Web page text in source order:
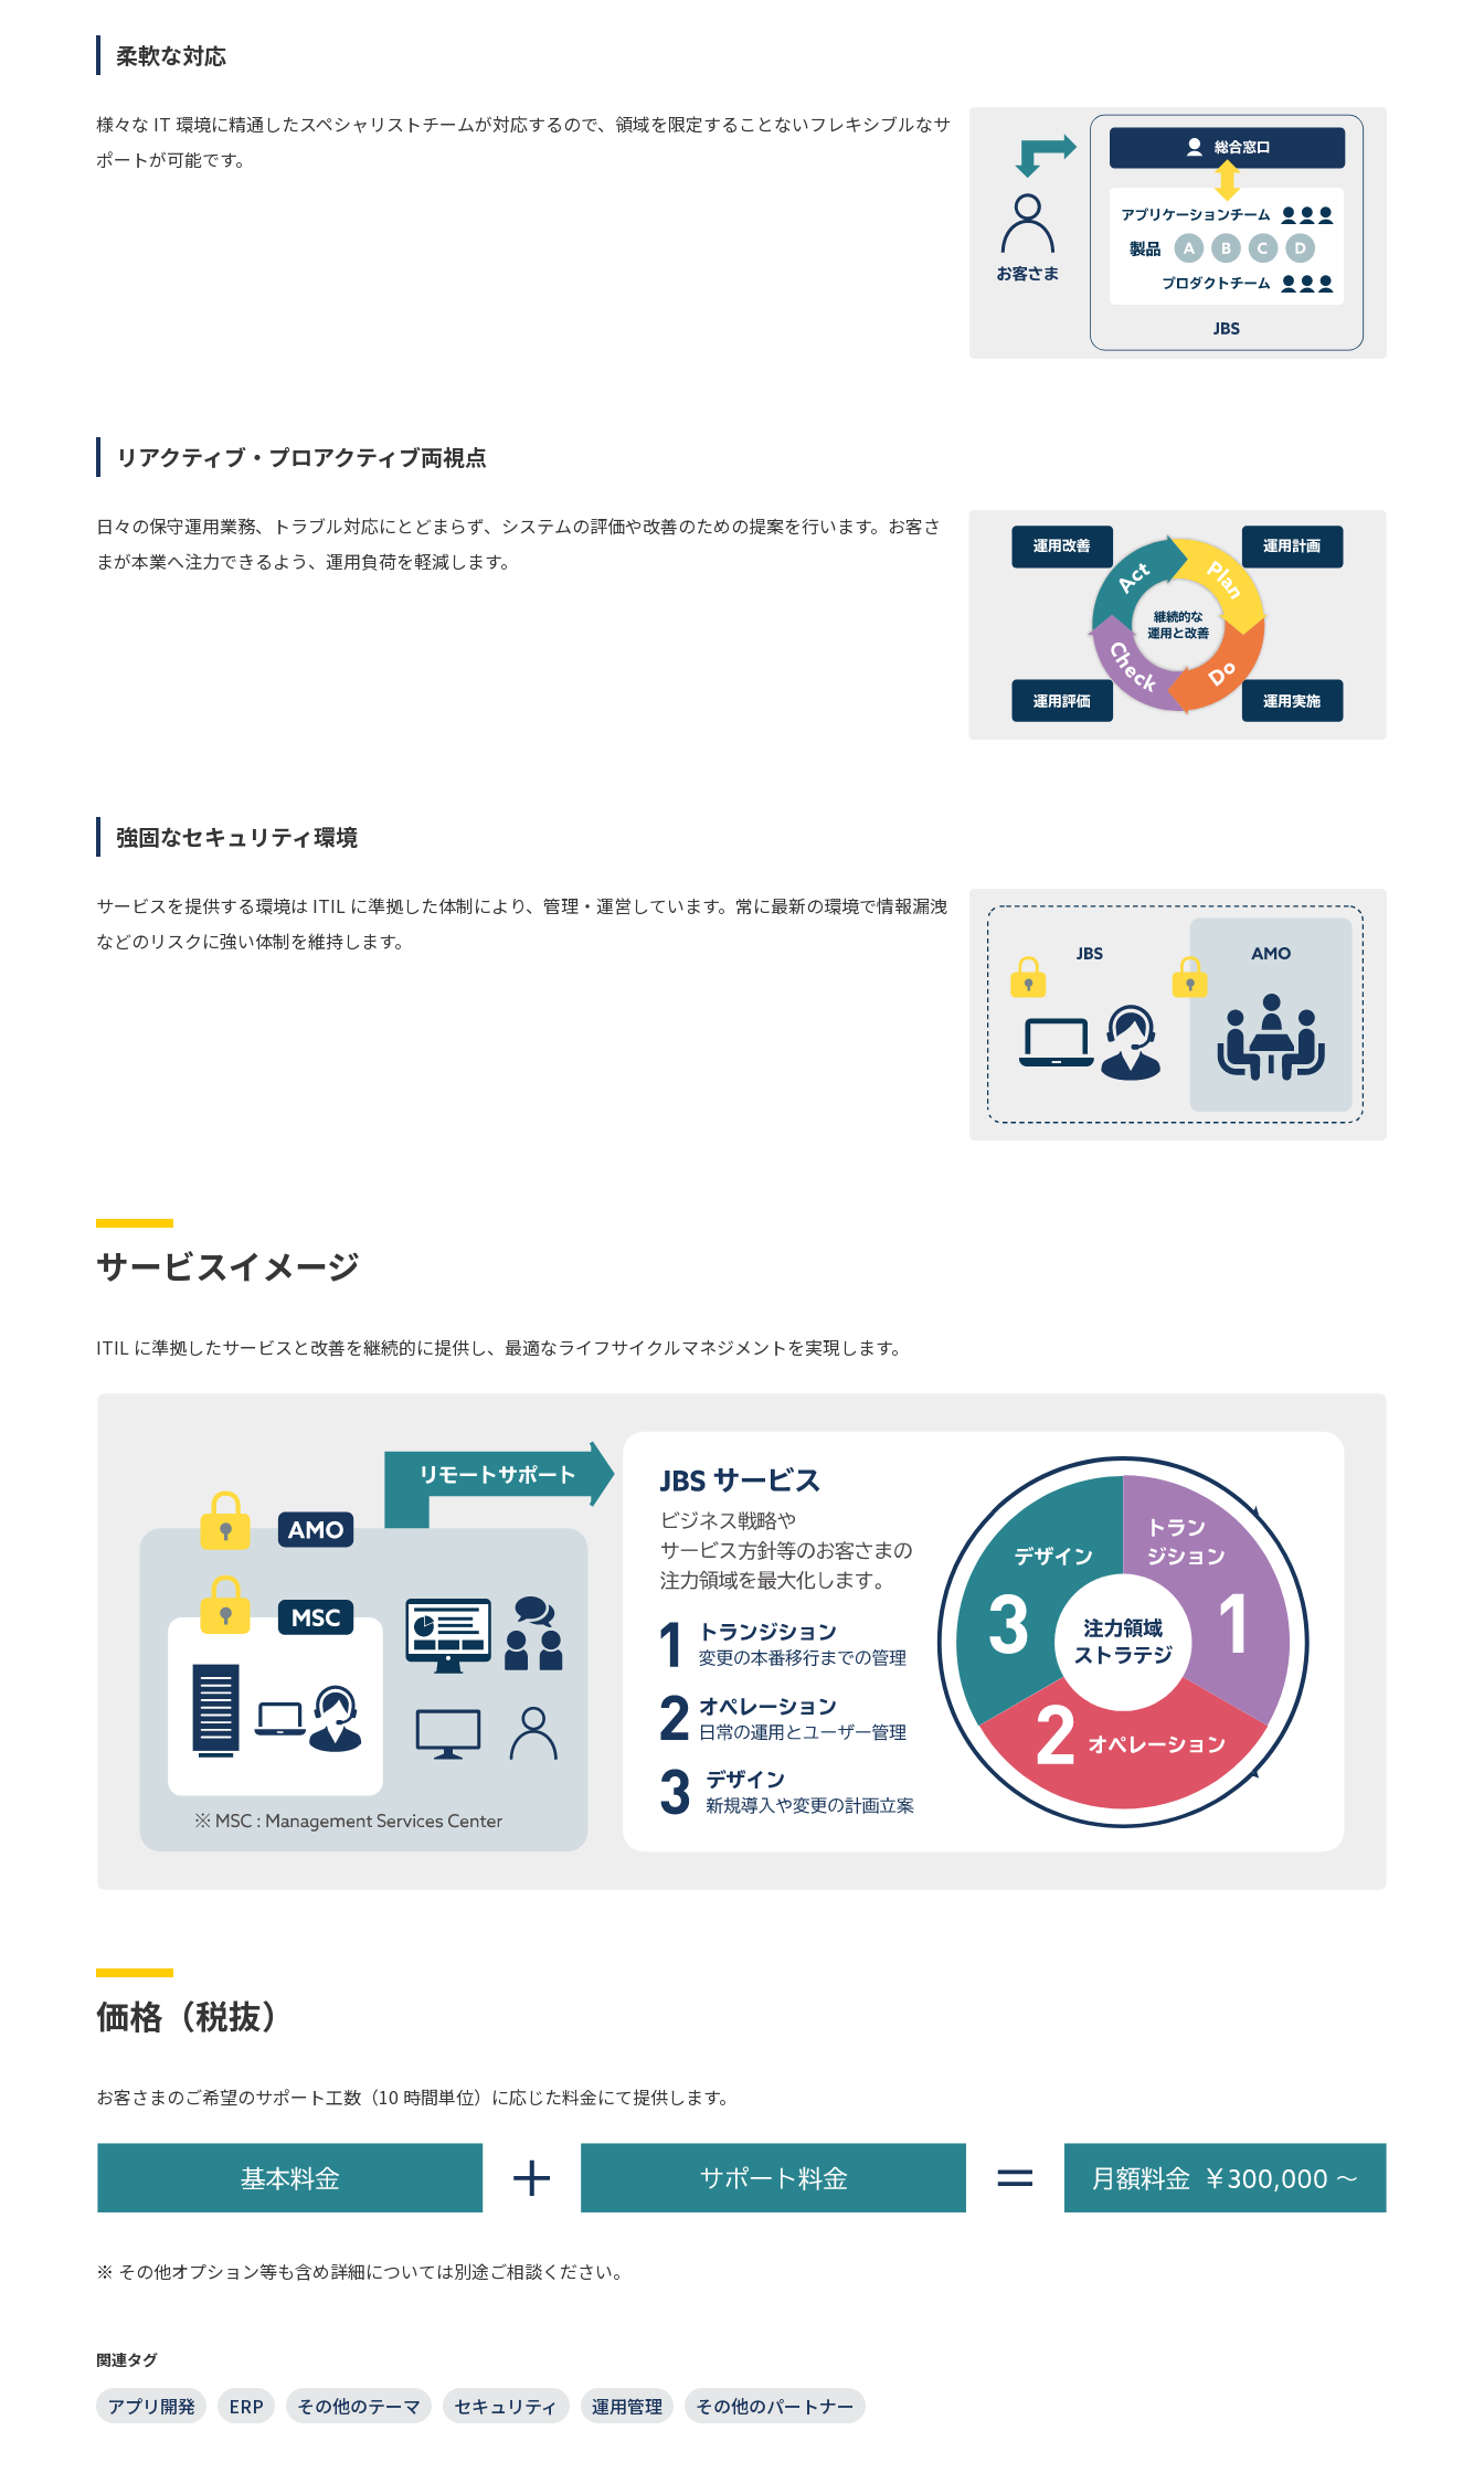
柔軟な対応
様々な IT 環境に精通したスペシャリストチームが対応するので、領域を限定することないフレキシブルなサ
ポートが可能です。
リアクティブ・プロアクティブ両視点
日々の保守運用業務、トラブル対応にとどまらず、システムの評価や改善のための提案を行います。お客さ
まが本業へ注力できるよう、運用負荷を軽減します。
強固なセキュリティ環境
サービスを提供する環境は ITIL に準拠した体制により、管理・運営しています。常に最新の環境で情報漏洩
などのリスクに強い体制を維持します。
サービスイメージ
ITIL に準拠したサービスと改善を継続的に提供し、最適なライフサイクルマネジメントを実現します。
価格（税抜）
お客さまのご希望のサポート工数（10 時間単位）に応じた料金にて提供します。
その他オプション等も含め詳細については別途ご相談ください。
関連タグ
アプリ開発 ERP その他のテーマ セキュリティ 運用管理 その他のパートナー